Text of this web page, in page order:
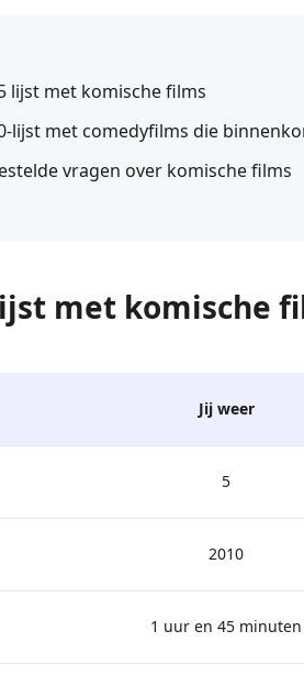
lijst met komische films
lijst met comedyfilms die
vragen over komische films
met komische
Jij weer
5
2010
1 uur en 45 minuten